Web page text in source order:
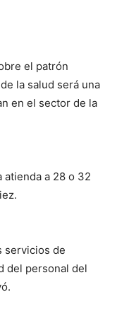
el patrón
la salud será una
en el sector de la
atienda a 28 o 32
servicios de
del personal del